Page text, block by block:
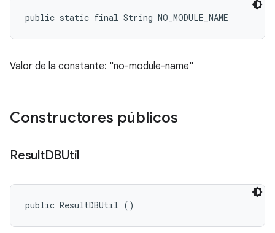
public static final String NO_MODULE_NAME
Valor de la constante: "no-module-name"
Constructores públicos
ResultDBUtil
public ResultDBUtil ()